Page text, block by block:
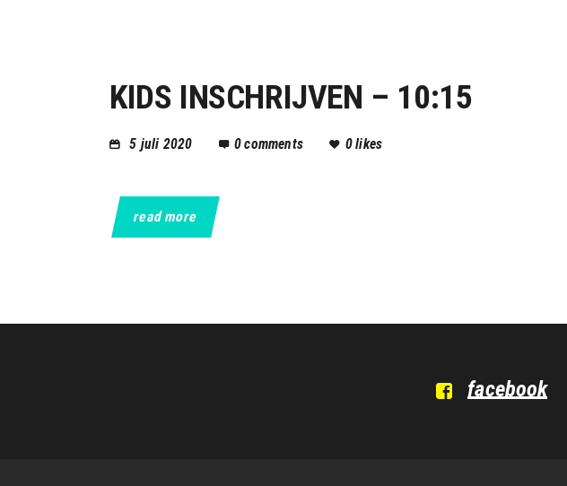
KIDS INSCHRIJVEN – 10:15
5 juli 2020 0comments 0likes
read more
facebook